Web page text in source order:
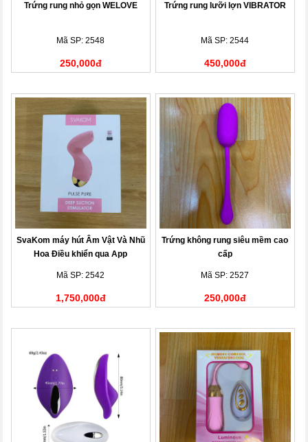
Trứng rung nhỏ gọn WELOVE
Mã SP: 2548
250,000đ
Trứng rung lưỡi lợn VIBRATOR
Mã SP: 2544
450,000đ
SvaKom máy hút Âm Vật Và Nhũ
Hoa Điều khiển qua App
Mã SP: 2542
1,750,000đ
Trứng không rung siêu mềm cao
cấp
Mã SP: 2527
250,000đ